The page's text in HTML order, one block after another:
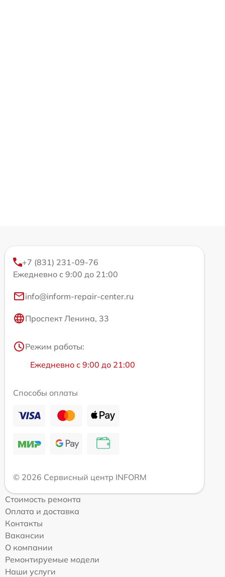
+7 (831) 231-09-76
Ежедневно с 9:00 до 21:00
info@inform-repair-center.ru
Проспект Ленина, 33
Режим работы:
Ежедневно с 9:00 до 21:00
Способы оплаты
© 2026 Сервисный центр INFORM
Стоимость ремонта
Оплата и доставка
Контакты
Вакансии
О компании
Ремонтируемые модели
Наши услуги